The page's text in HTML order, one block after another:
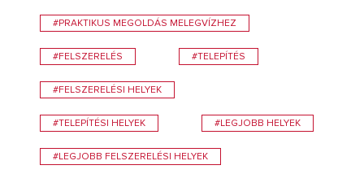
#PRAKTIKUS MEGOLDÁS MELEGVÍZHEZ
#FELSZERELÉS #TELEPÍTÉS
#FELSZERELÉSI HELYEK
#TELEPÍTÉSI HELYEK #LEGJOBB HELYEK
#LEGJOBB FELSZERELÉSI HELYEK